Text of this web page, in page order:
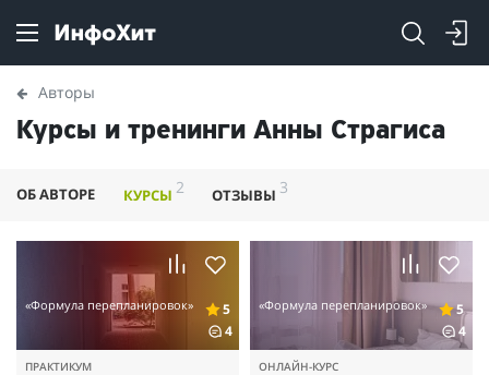
Авторы
Курсы и тренинги Анны Страгиса
ОБ АВТОРЕ КУРСЫ 2 ОТЗЫВЫ 3
«Формула перепланировок»
5
4
ПРАКТИКУМ
«Формула перепланировок»
5
4
ОНЛАЙН-КУРС